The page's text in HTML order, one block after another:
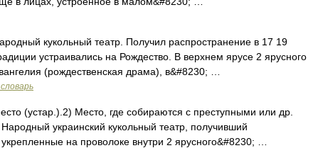
кукольный театр. Получил распространение в 17 19
устраивались на Рождество. В верхнем ярусе 2 ярусного
(рождественская драма), в&#8230; …
(устар.).2) Место, где собираются с преступными или др.
украинский кукольный театр, получивший
на проволоке внутри 2 ярусного&#8230; …